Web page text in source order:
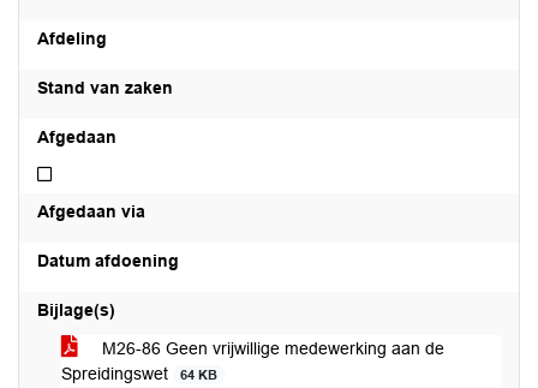
Afdeling
Stand van zaken
Afgedaan
Niet afgedaan
Afgedaan via
Datum afdoening
Bijlage(s)
M26-86 Geen vrijwillige medewerking aan de
Spreidingswet
64 KB